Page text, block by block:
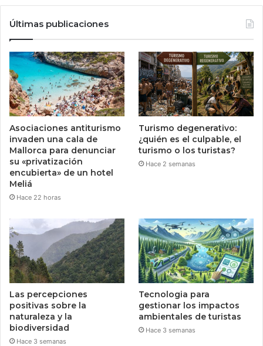
Últimas publicaciones
Asociaciones antiturismo
invaden una cala de
Mallorca para denunciar
su «privatización
encubierta» de un hotel
Meliá
Hace 22 horas
Turismo degenerativo:
¿quién es el culpable, el
turismo o los turistas?
Hace 2 semanas
Las percepciones
positivas sobre la
naturaleza y la
biodiversidad
Hace 3 semanas
Tecnologia para
gestionar los impactos
ambientales de turistas
Hace 3 semanas